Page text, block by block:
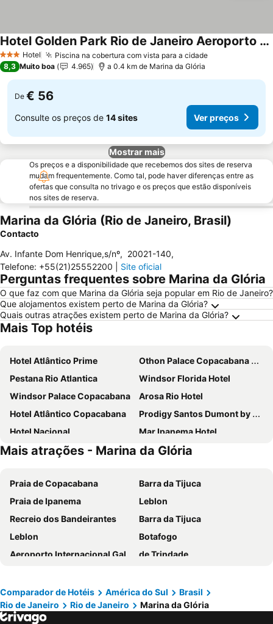
3 EstrelasHotel Piscina na cobertura com vista para a cidade
Hotel Golden Park Rio de Janeiro Aeroporto By Nacional Inn
8,3 Muito boa 4.965 a 0.4 km de Marina da Glória
De € 56
Consulte os preços de 14 sites Ver preços
Mostrar mais
Os preços e a disponibilidade que recebemos dos sites de reserva
mudam frequentemente. Como tal, pode haver diferenças entre as
ofertas que consulta no trivago e os preços que estão disponíveis
nos sites de reserva.
Marina da Glória (Rio de Janeiro, Brasil)
Contacto
Av. Infante Dom Henrique,s/nº, 20021-140,
Telefone: +55(21)25552200 Site oficial
Perguntas frequentes sobre Marina da Glória
O que faz com que Marina da Glória seja popular em Rio de Janeiro?
Que alojamentos existem perto de Marina da Glória?
Quais outras atrações existem perto de Marina da Glória?
Mais Top hotéis
Hotel Atlântico Prime
Othon Palace Copacabana Rio
Pestana Rio Atlantica
Windsor Florida Hotel
Windsor Palace Copacabana
Arosa Rio Hotel
Hotel Atlântico Copacabana
Prodigy Santos Dumont by Wish
Hotel Nacional
Mar Ipanema Hotel
Hilton Rio de Janeiro Copacabana
Hotel Atlântico Rio
Sheraton Grand Rio Hotel & Resort
Windsor Oceanico
Vila Galé Rio de Janeiro
ibis budget RJ Praia de Botafogo
Copacabana Palace, A Belmond Hotel, Rio de Janeiro
B&B HOTEL Rio Copacabana Forte
Samba Bossa Nova Ipanema
Hotel Astoria Palace
Pompeu Rio Hotel
ibis budget RJ Copacabana
Hotel Atlântico Travel Copacabana
Américas Granada Hotel
Wyndham Rio Barra
Windsor Excelsior Copacabana
Mais atrações - Marina da Glória
Praia de Copacabana
Barra da Tijuca
Praia de Ipanema
Leblon
Recreio dos Bandeirantes
Barra da Tijuca
Leblon
Botafogo
Aeroporto Internacional Galeão - Antônio Carlos Jobim
de Trindade
Lumiar
Flamengo
Lapa
Aeroporto do Rio de Janeiro - Santos Dumont
Comparador de Hotéis América do Sul
Brasil
Rio de Janeiro
Rio de Janeiro Marina da Glória